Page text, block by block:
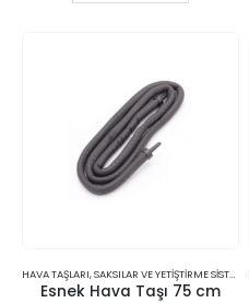
HAVA TAŞLARI,SAKSILAR VE YETIŞTIRME SISTEMLERI
Esnek Hava Taşı 75 cm